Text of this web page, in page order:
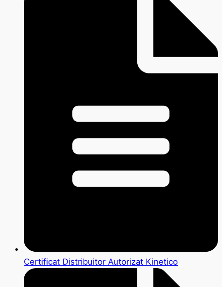
Certificat Distribuitor Autorizat Kinetico